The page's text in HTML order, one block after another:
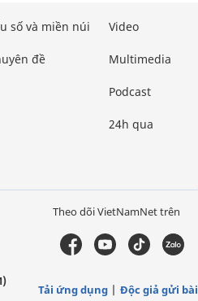
số và miền núi
đề
Video
Multimedia
Podcast
24h qua
Theo dõi VietNamNet trên
Tải ứng dụng Độc giả gửi bài